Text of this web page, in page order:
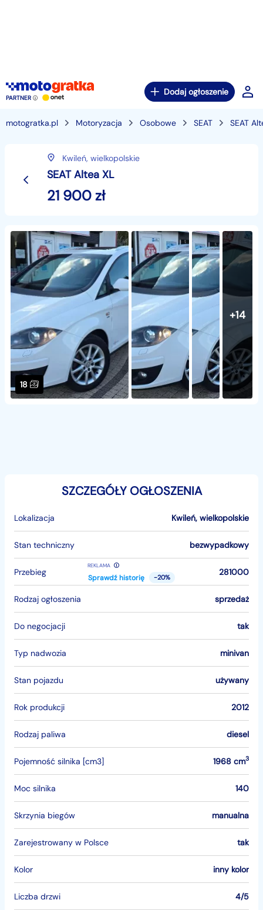
PARTNER
Dodaj ogłoszenie
motogratka.pl Motoryzacja Osobowe SEAT SEAT
Kwileń, wielkopolskie
SEAT Altea XL
21 900zł
18
+14
SZCZEGÓŁY OGŁOSZENIA
Lokalizacja Kwileń, wielkopolskie
Stan techniczny bezwypadkowy
Przebieg
REKLAMA
Sprawdź historię -20%
281000
Rodzaj ogłoszenia sprzedaż
Do negocjacji tak
Typ nadwozia minivan
Stan pojazdu używany
Rok produkcji 2012
Rodzaj paliwa diesel
Pojemność silnika [cm3] 1968 cm3
Moc silnika 140
Skrzynia biegów manualna
Zarejestrowany w Polsce tak
Kolor inny kolor
Liczba drzwi 4/5